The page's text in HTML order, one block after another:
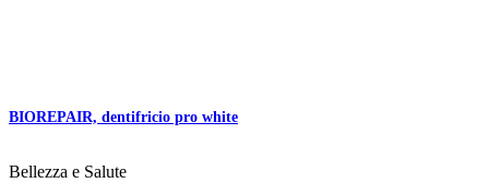
BIOREPAIR, dentifricio pro white
Bellezza e Salute